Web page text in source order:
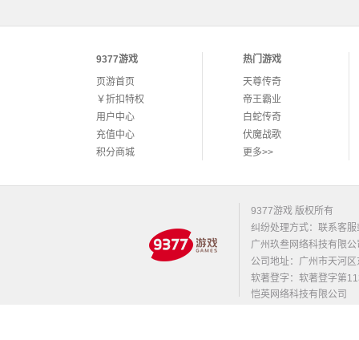
9377游戏
页游首页
￥折扣特权
用户中心
充值中心
积分商城
热门游戏
天尊传奇
帝王霸业
白蛇传奇
伏魔战歌
更多>>
9377游戏 版权所有
纠纷处理方式：联系客服
广州玖叁网络科技有限
公司地址：广州市天河
软著登字：软著登字第
恺英网络科技有限公司